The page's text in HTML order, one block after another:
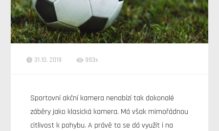
31.10. 2019 993x
Sportovní akční kamera nenabízí tak dokonalé
záběry jako klasická kamera. Má však mimořádnou
citlivost k pohybu. A právě ta se dá využít i na